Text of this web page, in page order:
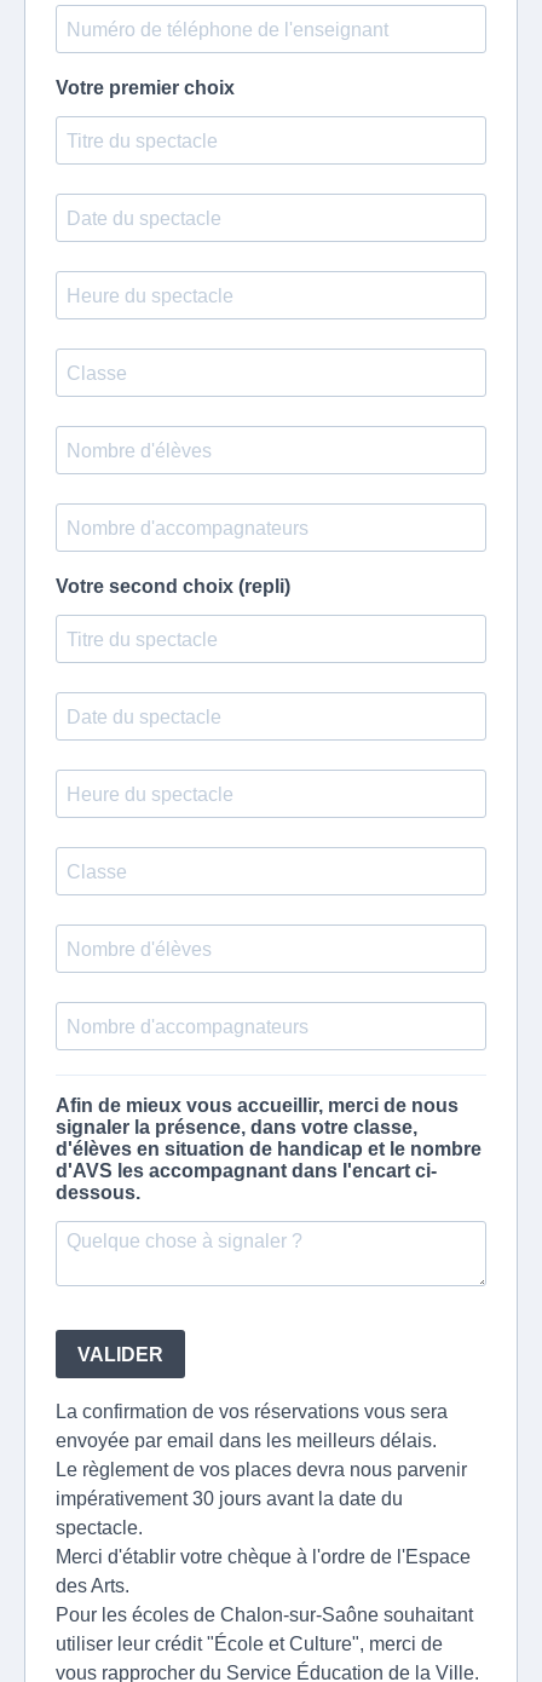
Votre premier choix
Votre second choix (repli)
Afin de mieux vous accueillir, merci de nous
signaler la présence, dans votre classe,
d'élèves en situation de handicap et le nombre
d'AVS les accompagnant dans l'encart ci-
dessous.
VALIDER
La confirmation de vos réservations vous sera
envoyée par email dans les meilleurs délais.
Le règlement de vos places devra nous parvenir
impérativement 30 jours avant la date du
spectacle.
Merci d'établir votre chèque à l'ordre de l'Espace
des Arts.
Pour les écoles de Chalon-sur-Saône souhaitant
utiliser leur crédit "École et Culture", merci de
vous rapprocher du Service Éducation de la Ville.